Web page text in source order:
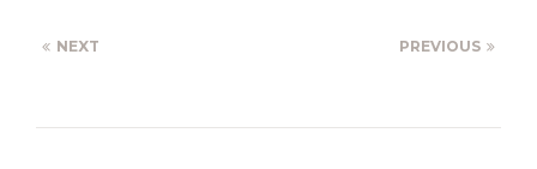
NEXT PREVIOUS